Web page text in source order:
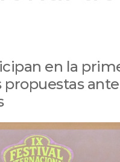
en la